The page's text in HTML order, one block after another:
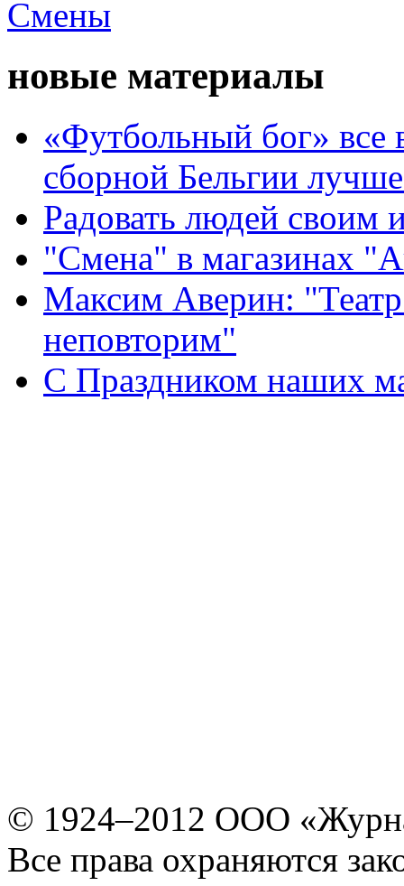
новые материалы
«Футбольный бог» все
сборной Бельгии
Радовать людей своим
"Смена" в магазинах
Максим Аверин:
неповторим"
С Праздником наших
© 1924–2012 ООО
Все права охраняются